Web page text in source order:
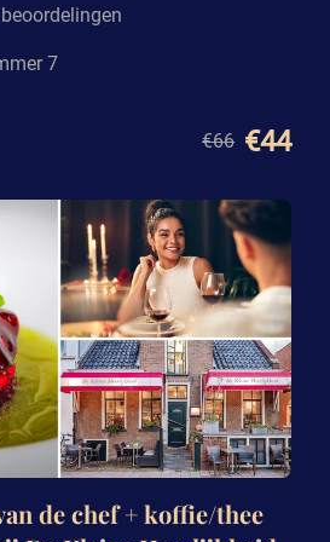
beoordelingen
7
€66 €44
de chef + koffie/thee